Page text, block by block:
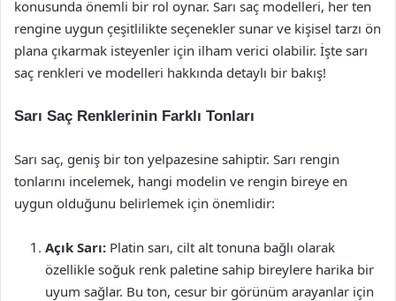
konusunda önemli bir rol oynar. Sarı saç modelleri, her ten
rengine uygun çeşitlilikte seçenekler sunar ve kişisel tarzı ön
plana çıkarmak isteyenler için ilham verici olabilir. İşte sarı
saç renkleri ve modelleri hakkında detaylı bir bakış!
Sarı Saç Renklerinin Farklı Tonları
Sarı saç, geniş bir ton yelpazesine sahiptir. Sarı rengin
tonlarını incelemek, hangi modelin ve rengin bireye en
uygun olduğunu belirlemek için önemlidir:
Açık Sarı: Platin sarı, cilt alt tonuna bağlı olarak
özellikle soğuk renk paletine sahip bireylere harika bir
uyum sağlar. Bu ton, cesur bir görünüm arayanlar için